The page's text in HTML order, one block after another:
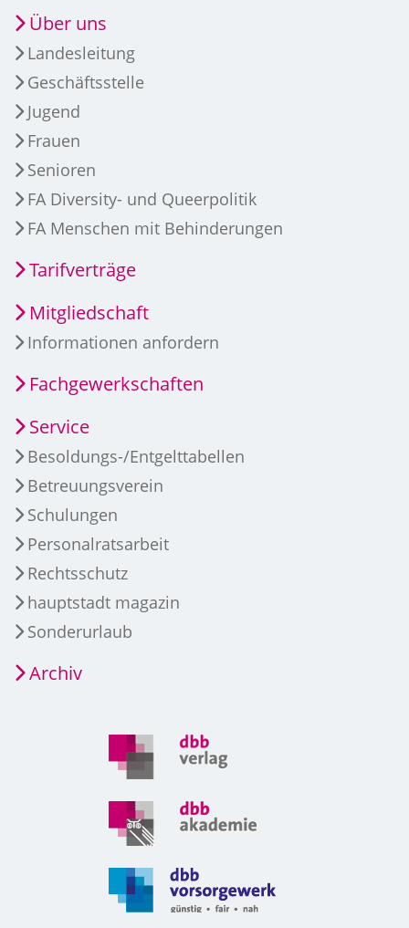
Über uns
Landesleitung
Geschäftsstelle
Jugend
Frauen
Senioren
FA Diversity- und Queerpolitik
FA Menschen mit Behinderungen
Tarifverträge
Mitgliedschaft
Informationen anfordern
Fachgewerkschaften
Service
Besoldungs-/Entgelttabellen
Betreuungsverein
Schulungen
Personalratsarbeit
Rechtsschutz
hauptstadt magazin
Sonderurlaub
Archiv